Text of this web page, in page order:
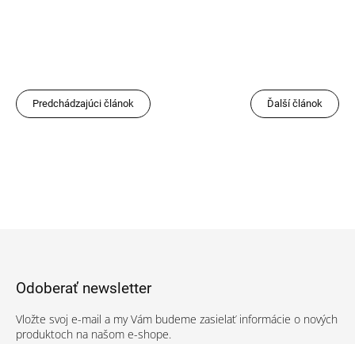
Predchádzajúci článok Ďalší článok
Odoberať newsletter
Vložte svoj e-mail a my Vám budeme zasielať informácie o nových
produktoch na našom e-shope.